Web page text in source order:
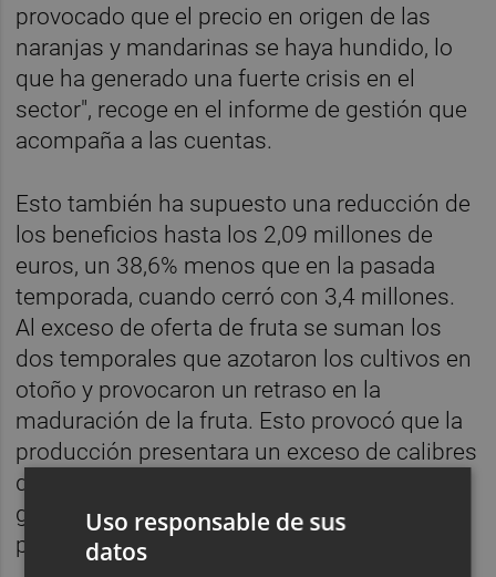
provocado que el precio en origen de las
naranjas y mandarinas se haya hundido, lo
que ha generado una fuerte crisis en el
sector", recoge en el informe de gestión que
acompaña a las cuentas.
Esto también ha supuesto una reducción de
los beneficios hasta los 2,09 millones de
euros, un 38,6% menos que en la pasada
temporada, cuando cerró con 3,4 millones.
Al exceso de oferta de fruta se suman los
dos temporales que azotaron los cultivos en
otoño y provocaron un retraso en la
maduración de la fruta. Esto provocó que la
producción presentara un exceso de calibres
de menor tamaño, que se alejan de los
gustos del consumidor europeo y tienen un
precio inferior a los grandes calibres.
Uso responsable de sus
datos